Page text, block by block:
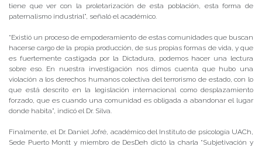
tiene que ver con la proletarización de esta población, esta forma de
paternalismo industrial”, señaló el académico.
“Existió un proceso de empoderamiento de estas comunidades que buscan
hacerse cargo de la propia producción, de sus propias formas de vida, y que
es fuertemente castigada por la Dictadura, podemos hacer una lectura
sobre eso. En nuestra investigación nos dimos cuenta que hubo una
violación a los derechos humanos colectiva del terrorismo de estado, con lo
que está descrito en la legislación internacional como desplazamiento
forzado, que es cuando una comunidad es obligada a abandonar el lugar
donde habita”, indicó el Dr. Silva.
Finalmente, el Dr. Daniel Jofré, académico del Instituto de psicología UACh,
Sede Puerto Montt y miembro de DesDeh dictó la charla “Subjetivación y